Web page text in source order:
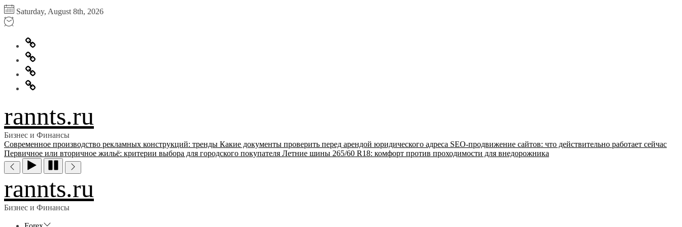
Перейти
к
содержимому
Saturday, August 8th, 2026
Главная
Информация
для
правообладателей
Обратная
связь
Политика
конфиденциальности
rannts.ru
Бизнес и Финансы
Современное производство рекламных конструкций: тренды Какие документы проверить перед арендой юридического адреса SEO-продвижение сайтов: что действительно работает сейчас
Первичное или вторичное жильё: критерии выбора для городского покупателя Летние шины 265/60 R18: комфорт против проходимости для внедорожника
rannts.ru
Бизнес и Финансы